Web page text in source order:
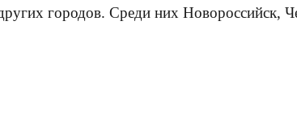
городов. Среди них Новороссийск,